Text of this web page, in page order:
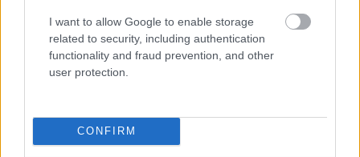
I want to allow Google to enable storage
related to security, including authentication
functionality and fraud prevention, and other
user protection.
CONFIRM
Bella Péter•2022. szeptember 15.
ugyanúgy éri a bizonytalanság. Milyen pluszt ad
ilyenkor a hit, az istenkapcsolat? ...